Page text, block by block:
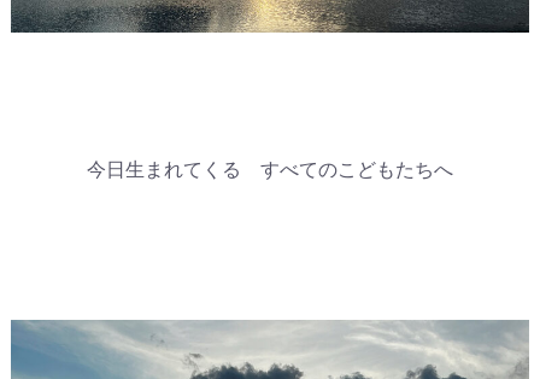
今日生まれてくる すべてのこどもたちへ